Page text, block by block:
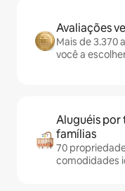
Avaliações
Mais de 3.370
você a
Aluguéis por
famílias
70
comodidades